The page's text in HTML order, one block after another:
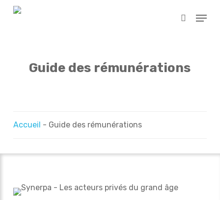
Skip
search
Menu
Guide des rémunérations
Accueil - Guide des rémunérations